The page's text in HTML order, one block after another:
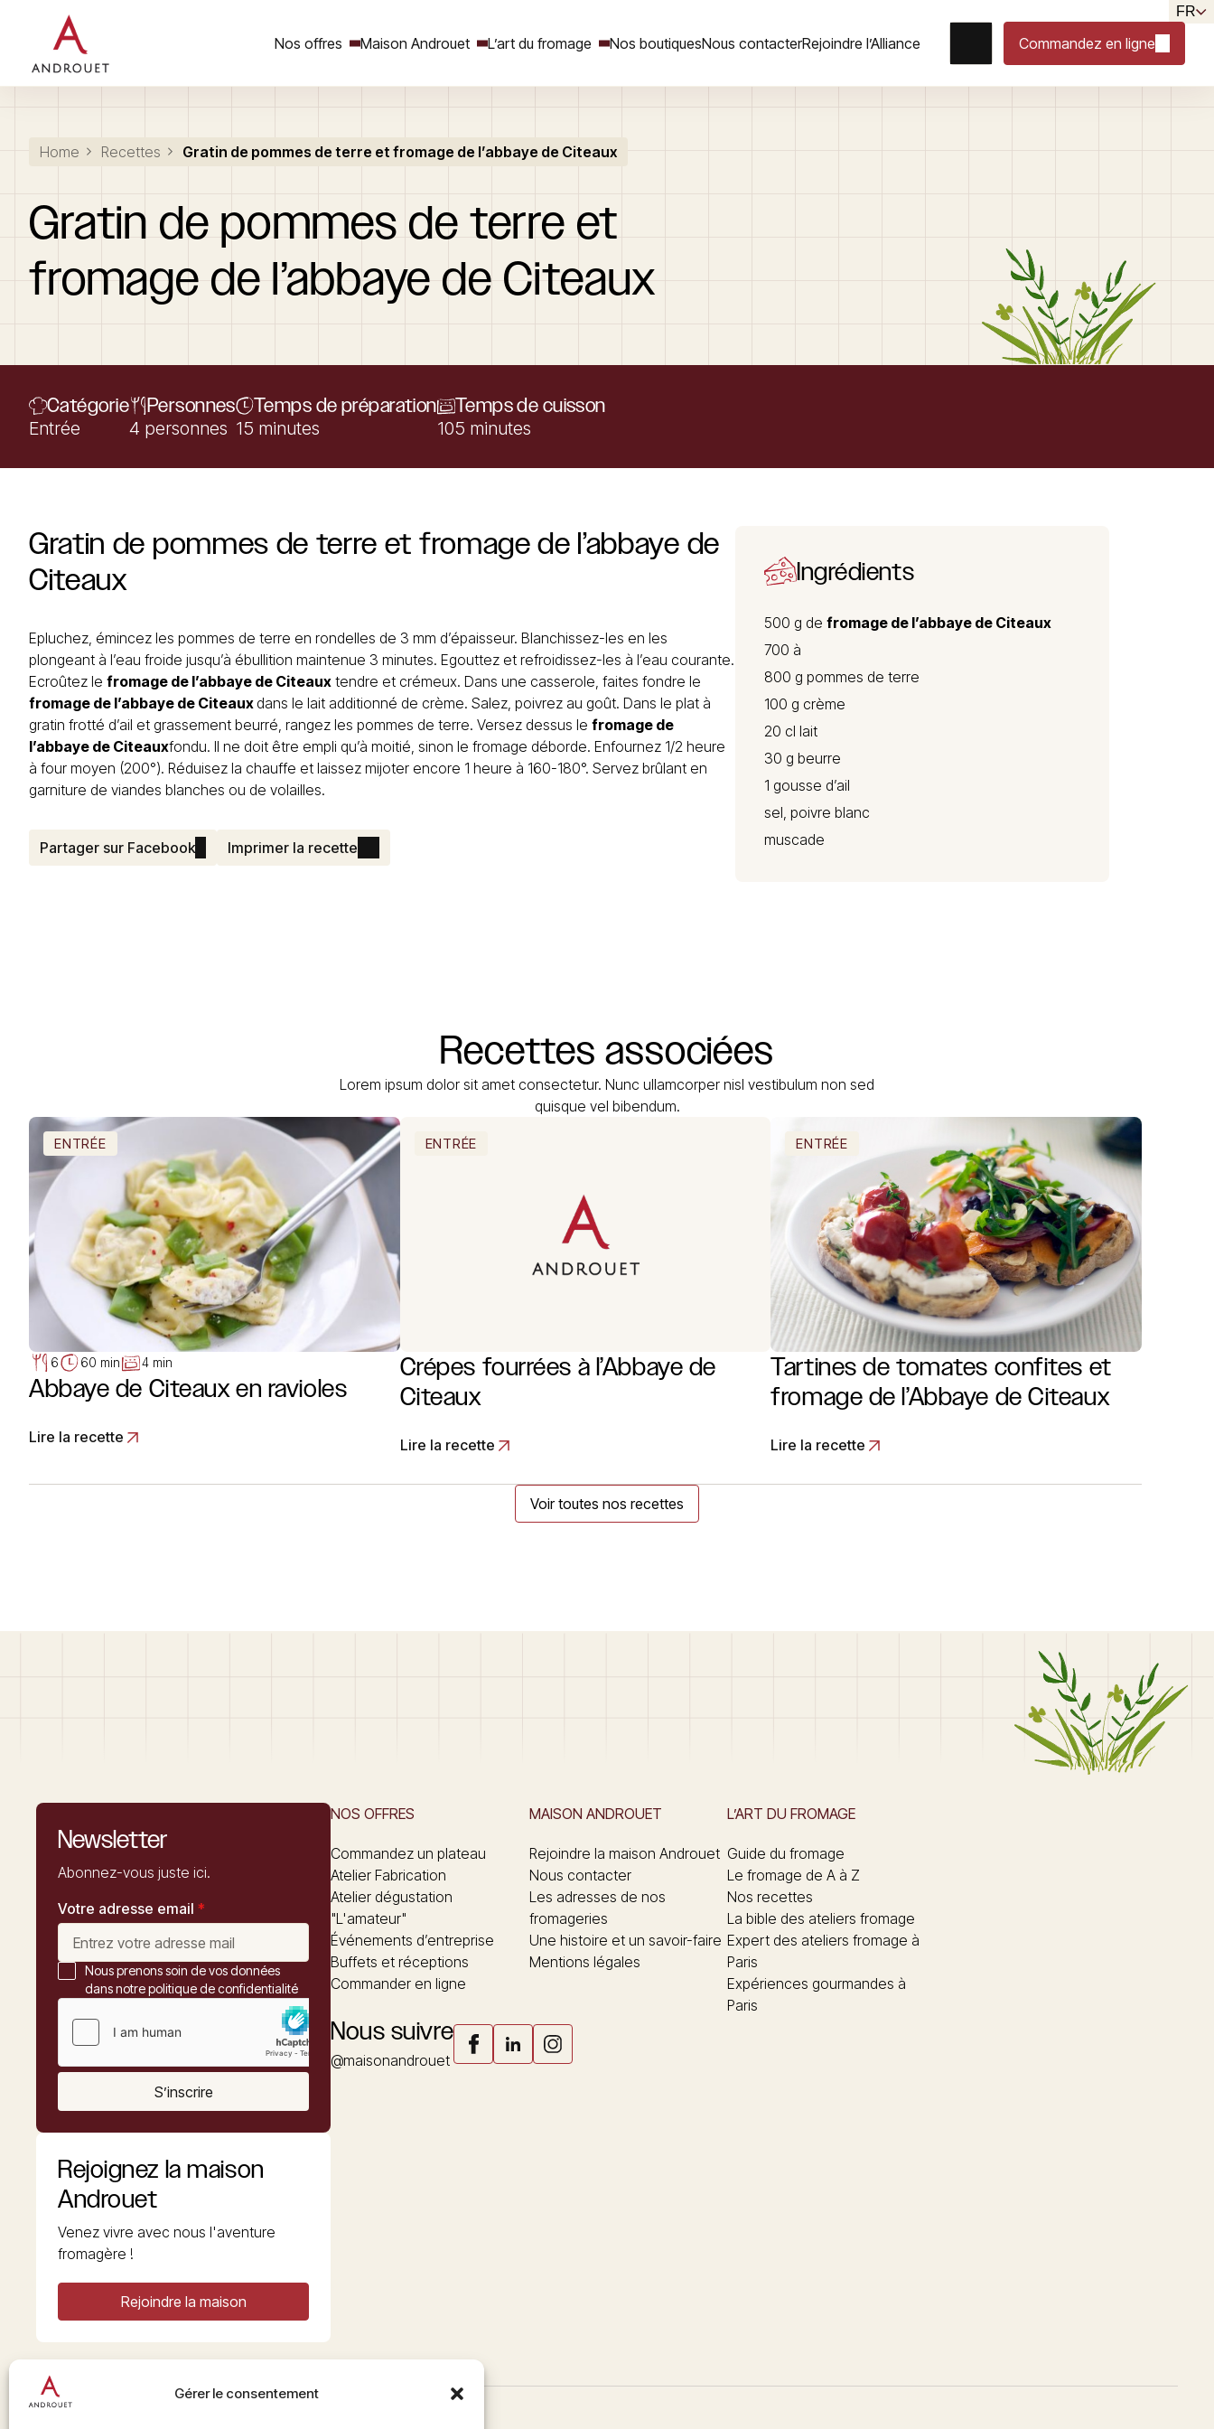
Gérer le consentement
Nos offres Maison Androuet L’art du fromage Nos boutiquesNous contacterRejoindre l’Alliance Commandez en ligne
FR
Rechercher un mot clé
Home Recettes Gratin de pommes de terre et fromage de l’abbaye de Citeaux
Gratin de pommes de terre et
fromage de l’abbaye de Citeaux
Catégorie
Entrée
Personnes
4 personnes
Temps de préparation
15 minutes
Temps de cuisson
105 minutes
Gratin de pommes de terre et fromage de l’abbaye de
Citeaux
Epluchez, émincez les pommes de terre en rondelles de 3 mm d’épaisseur. Blanchissez-les en les
plongeant à l’eau froide jusqu’à ébullition maintenue 3 minutes. Egouttez et refroidissez-les à l’eau courante.
Ecroûtez le fromage de l’abbaye de Citeaux tendre et crémeux. Dans une casserole, faites fondre le
fromage de l’abbaye de Citeaux dans le lait additionné de crème. Salez, poivrez au goût. Dans le plat à
gratin frotté d’ail et grassement beurré, rangez les pommes de terre. Versez dessus le fromage de
l’abbaye de Citeauxfondu. Il ne doit être empli qu’à moitié, sinon le fromage déborde. Enfournez 1/2 heure
à four moyen (200°). Réduisez la chauffe et laissez mijoter encore 1 heure à 160-180°. Servez brûlant en
garniture de viandes blanches ou de volailles.
Partager sur Facebook Imprimer la recette
Ingrédients
500 g de fromage de l’abbaye de Citeaux
700 à
800 g pommes de terre
100 g crème
20 cl lait
30 g beurre
1 gousse d’ail
sel, poivre blanc
muscade
Recettes associées
Lorem ipsum dolor sit amet consectetur. Nunc ullamcorper nisl vestibulum non sed
quisque vel bibendum.
ENTRÉE
6 60 min 4 min
Abbaye de Citeaux en ravioles
Lire la recette
ENTRÉE
Crépes fourrées à l’Abbaye de
Citeaux
Lire la recette
ENTRÉE
Tartines de tomates confites et
fromage de l’Abbaye de Citeaux
Lire la recette
Voir toutes nos recettes
Newsletter
Abonnez-vous juste ici.
Votre adresse email *
Nous prenons soin de vos données
dans notre politique de confidentialité
S’inscrire
Rejoignez la maison
Androuet
Venez vivre avec nous l'aventure
fromagère !
Rejoindre la maison
NOS OFFRES
Commandez un plateau
Atelier Fabrication
Atelier dégustation
"L'amateur"
Événements d’entreprise
Buffets et réceptions
Commander en ligne
MAISON ANDROUET
Rejoindre la maison Androuet
Nous contacter
Les adresses de nos
fromageries
Une histoire et un savoir-faire
Mentions légales
L’ART DU FROMAGE
Guide du fromage
Le fromage de A à Z
Nos recettes
La bible des ateliers fromage
Expert des ateliers fromage à
Paris
Expériences gourmandes à
Paris
Nous suivre
@maisonandrouet